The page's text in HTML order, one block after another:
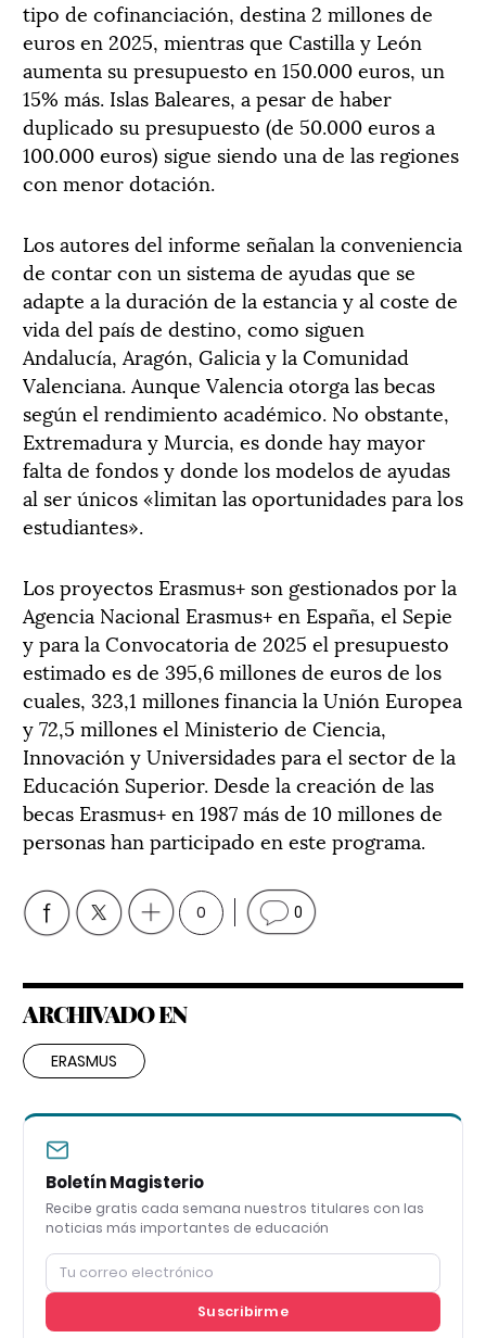
tipo de cofinanciación, destina 2 millones de
euros en 2025, mientras que Castilla y León
aumenta su presupuesto en 150.000 euros, un
15% más. Islas Baleares, a pesar de haber
duplicado su presupuesto (de 50.000 euros a
100.000 euros) sigue siendo una de las regiones
con menor dotación.
Los autores del informe señalan la conveniencia
de contar con un sistema de ayudas que se
adapte a la duración de la estancia y al coste de
vida del país de destino, como siguen
Andalucía, Aragón, Galicia y la Comunidad
Valenciana. Aunque Valencia otorga las becas
según el rendimiento académico. No obstante,
Extremadura y Murcia, es donde hay mayor
falta de fondos y donde los modelos de ayudas
al ser únicos «limitan las oportunidades para los
estudiantes».
Los proyectos Erasmus+ son gestionados por la
Agencia Nacional Erasmus+ en España, el Sepie
y para la Convocatoria de 2025 el presupuesto
estimado es de 395,6 millones de euros de los
cuales, 323,1 millones financia la Unión Europea
y 72,5 millones el Ministerio de Ciencia,
Innovación y Universidades para el sector de la
Educación Superior. Desde la creación de las
becas Erasmus+ en 1987 más de 10 millones de
personas han participado en este programa.
0 0
ARCHIVADO EN
ERASMUS
Boletín Magisterio
Recibe gratis cada semana nuestros titulares con las
noticias más importantes de educación
Suscribirme